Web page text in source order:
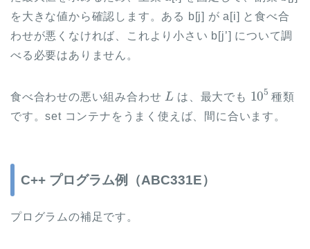
を大きな値から確認します。ある b[j] が a[i] と食べ合
わせが悪くなければ、これより小さい b[j’] について調
べる必要はありません。
食べ合わせの悪い組み合わせ
L
は、最大でも
105
種類
です。set コンテナをうまく使えば、間に合います。
C++ プログラム例（ABC331E）
プログラムの補足です。